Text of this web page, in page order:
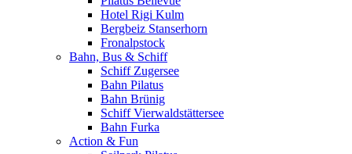
Hotel Rigi Kulm
Bergbeiz Stanserhorn
Fronalpstock
Bahn, Bus & Schiff
Schiff Zugersee
Bahn Pilatus
Bahn Brünig
Schiff Vierwaldstättersee
Bahn Furka
Action & Fun